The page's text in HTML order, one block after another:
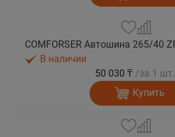
В наличии
50 030 ₸ /за 1 шт.
Купить